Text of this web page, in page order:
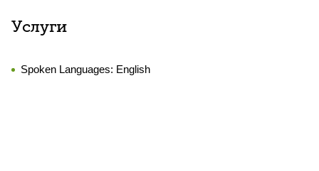
Услуги
Spoken Languages: English